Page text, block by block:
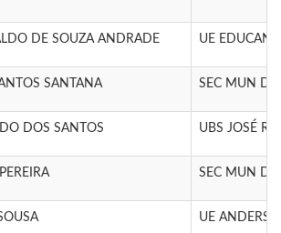
DE SOUZA ANDRADE UE
SANTANA SEC MUN
DOS SANTOS UBS JOSÉ
SEC MUN
UE